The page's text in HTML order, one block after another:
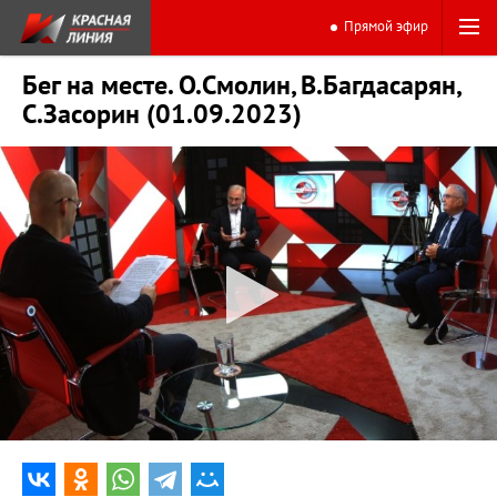
Прямой эфир
Бег на месте. О.Смолин, В.Багдасарян,
С.Засорин (01.09.2023)
0:00 44:41